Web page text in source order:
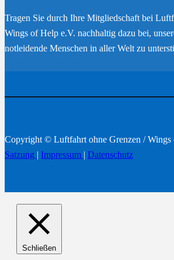
Tragen Sie durch Ihre Mitgliedschaft bei
Wings of Help e.V. nachhaltig dazu bei,
notleidende Menschen in aller Welt zu
Copyright © Luftfahrt ohne Grenzen / Wings
Satzung | Impressum | Datenschutz
Schließen